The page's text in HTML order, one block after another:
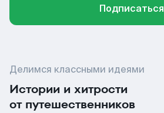
Подписаться
Делимся классными идеями
Истории и хитрости
от путешественников